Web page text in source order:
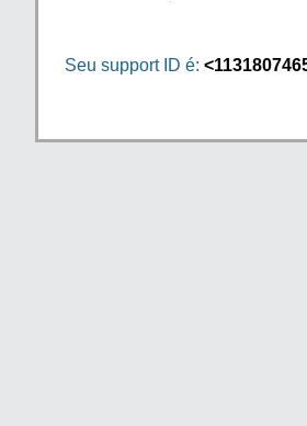
Seu support ID é: